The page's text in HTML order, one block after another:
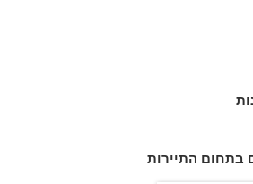
בתחום התיירות